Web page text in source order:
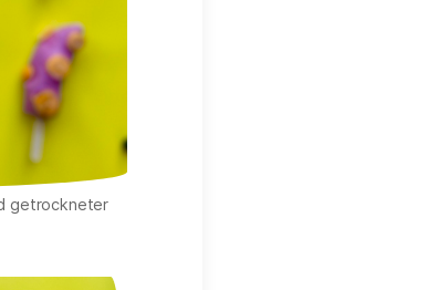
getrockneter